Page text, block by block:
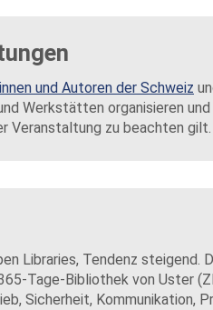
und Autoren der Schweiz
Werkstätten organisieren
Veranstaltung zu beachten gilt.
Libraries, Tendenz steigend.
Tage-Bibliothek von Uster
Sicherheit, Kommunikation,